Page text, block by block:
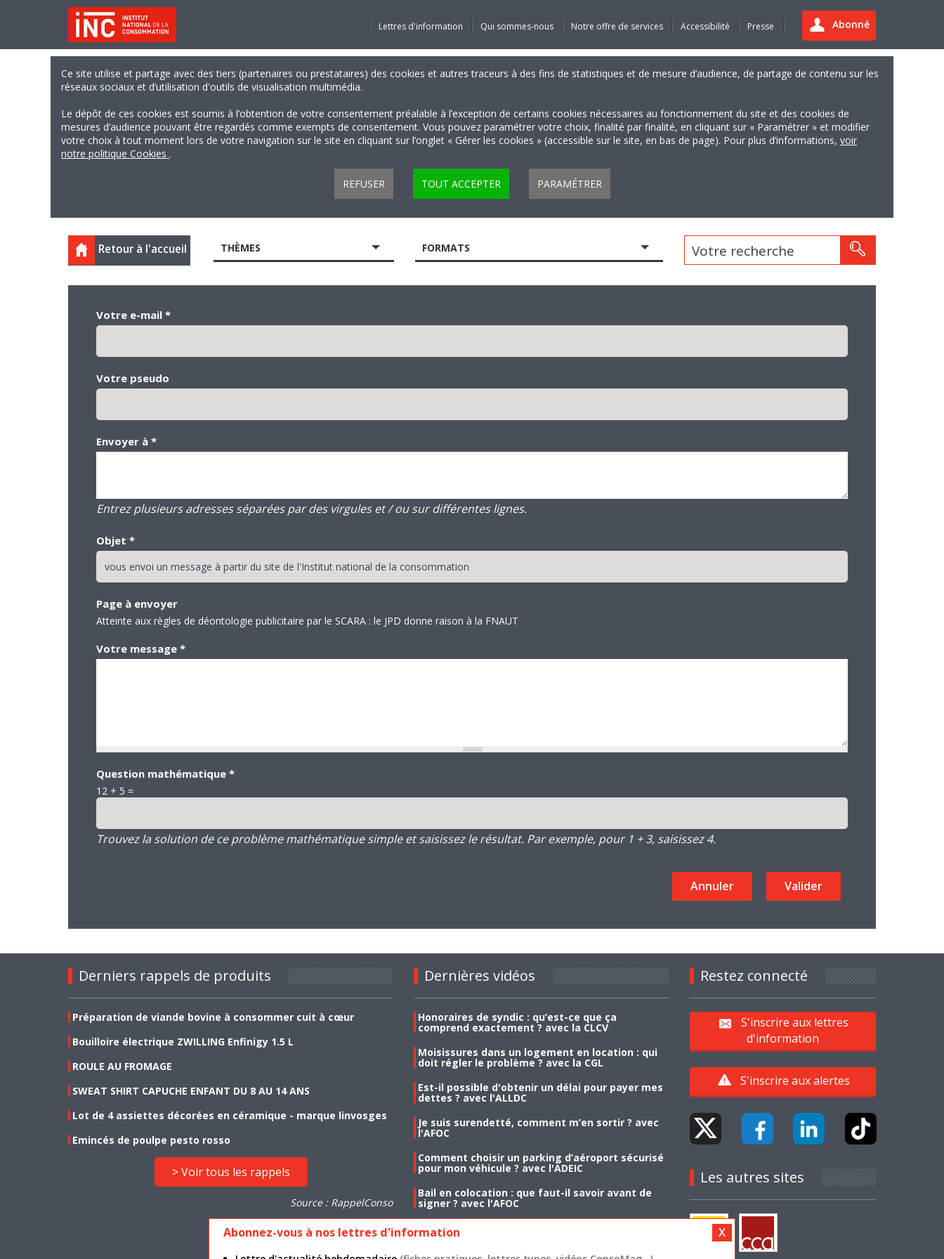
Abonné
Lettres d'information Qui sommes-nous Notre offre de services Accessibilité Presse
Ce site utilise et partage avec des tiers (partenaires ou prestataires) des cookies et autres traceurs à des fins de statistiques et de mesure d’audience, de partage de contenu sur les
réseaux sociaux et d’utilisation d'outils de visualisation multimédia.
Le dépôt de ces cookies est soumis à l’obtention de votre consentement préalable à l’exception de certains cookies nécessaires au fonctionnement du site et des cookies de
mesures d’audience pouvant être regardés comme exempts de consentement. Vous pouvez paramétrer votre choix, finalité par finalité, en cliquant sur « Paramétrer » et modifier
votre choix à tout moment lors de votre navigation sur le site en cliquant sur l’onglet « Gérer les cookies » (accessible sur le site, en bas de page). Pour plus d’informations, voir
notre politique Cookies .
REFUSER TOUT ACCEPTER PARAMÉTRER
Retour à l'accueil THÈMES FORMATS Votre recherche
Votre e-mail *
Votre pseudo
Envoyer à *
Entrez plusieurs adresses séparées par des virgules et / ou sur différentes lignes.
Objet *
Page à envoyer
Atteinte aux règles de déontologie publicitaire par le SCARA : le JPD donne raison à la FNAUT
Votre message *
Question mathématique *
12 + 5 =
Trouvez la solution de ce problème mathématique simple et saisissez le résultat. Par exemple, pour 1 + 3, saisissez 4.
Derniers rappels de produits
Préparation de viande bovine à consommer cuit à cœur
Bouilloire électrique ZWILLING Enfinigy 1.5 L
ROULE AU FROMAGE
SWEAT SHIRT CAPUCHE ENFANT DU 8 AU 14 ANS
Lot de 4 assiettes décorées en céramique - marque linvosges
Emincés de poulpe pesto rosso
> Voir tous les rappels
Source : RappelConso
Dernières vidéos
Honoraires de syndic : qu’est-ce que ça
comprend exactement ? avec la CLCV
Moisissures dans un logement en location : qui
doit régler le problème ? avec la CGL
Est-il possible d'obtenir un délai pour payer mes
dettes ? avec l'ALLDC
Je suis surendetté, comment m’en sortir ? avec
l'AFOC
Comment choisir un parking d’aéroport sécurisé
pour mon véhicule ? avec l'ADEIC
Bail en colocation : que faut-il savoir avant de
signer ? avec l'AFOC
Restez connecté
S'inscrire aux lettres
d'information
S'inscrire aux alertes
Les autres sites
Abonnez-vous à nos lettres d'information